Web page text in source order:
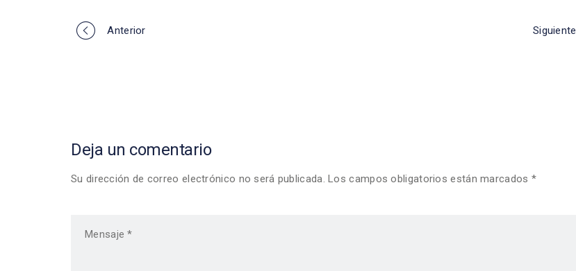
Portfolio
Anterior Siguiente
Deja un comentario
Su dirección de correo electrónico no será publicada. Los campos obligatorios están marcados *